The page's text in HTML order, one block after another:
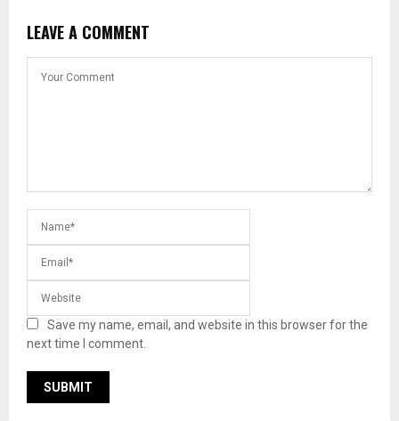
LEAVE A COMMENT
Save my name, email, and website in this browser for the
next time I comment.